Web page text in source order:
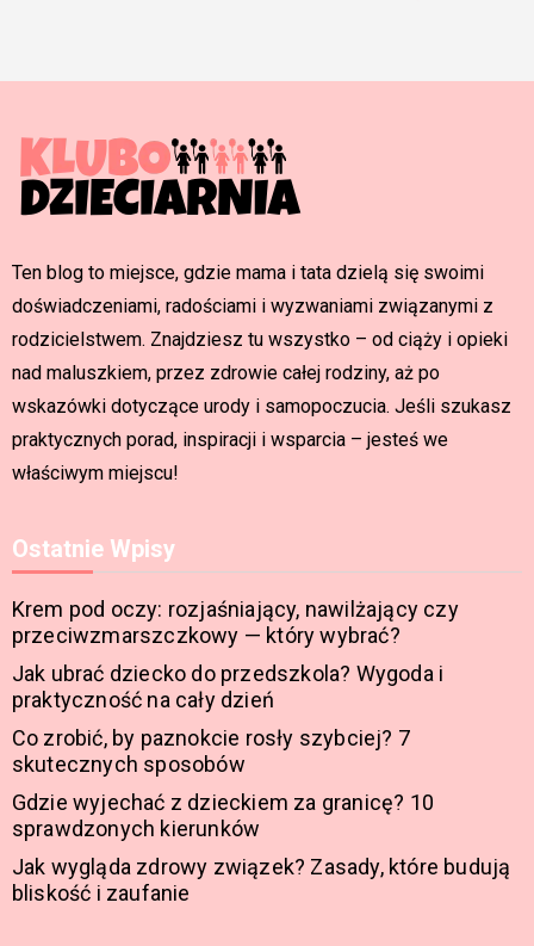
Ten blog to miejsce, gdzie mama i tata dzielą się swoimi
doświadczeniami, radościami i wyzwaniami związanymi z
rodzicielstwem. Znajdziesz tu wszystko – od ciąży i opieki
nad maluszkiem, przez zdrowie całej rodziny, aż po
wskazówki dotyczące urody i samopoczucia. Jeśli szukasz
praktycznych porad, inspiracji i wsparcia – jesteś we
właściwym miejscu!
Ostatnie Wpisy
Krem pod oczy: rozjaśniający, nawilżający czy
przeciwzmarszczkowy — który wybrać?
Jak ubrać dziecko do przedszkola? Wygoda i
praktyczność na cały dzień
Co zrobić, by paznokcie rosły szybciej? 7
skutecznych sposobów
Gdzie wyjechać z dzieckiem za granicę? 10
sprawdzonych kierunków
Jak wygląda zdrowy związek? Zasady, które budują
bliskość i zaufanie